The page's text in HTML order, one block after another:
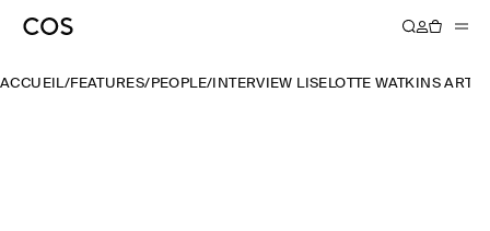
ACCUEIL/FEATURES/ PEOPLE/ INTERVIEW LISELOTTE WATKINS